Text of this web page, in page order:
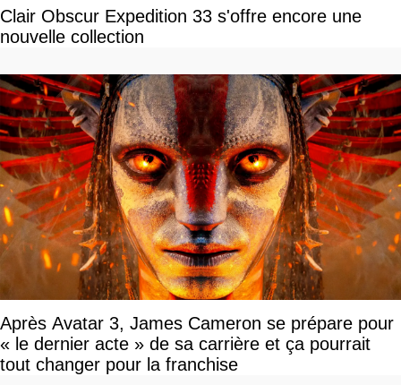
Clair Obscur Expedition 33 s'offre encore une
nouvelle collection
Après Avatar 3, James Cameron se prépare pour
« le dernier acte » de sa carrière et ça pourrait
tout changer pour la franchise